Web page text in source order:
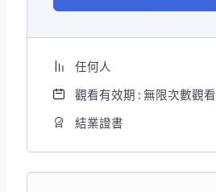
任何人
觀看有效期 : 無限次數觀看
結業證書